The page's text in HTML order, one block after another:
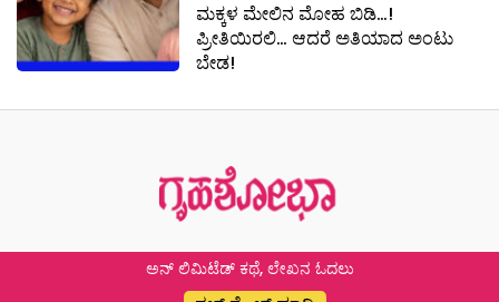
ಮಕ್ಕಳ ಮೇಲಿನ ಮೋಹ ಬಿಡಿ…!
ಪ್ರೀತಿಯಿರಲಿ… ಆದರೆ ಅತಿಯಾದ ಅಂಟು
ಬೇಡ!
ಅನ್ ಲಿಮಿಟೆಡ್ ಕಥೆ, ಲೇಖನ ಓದಲು